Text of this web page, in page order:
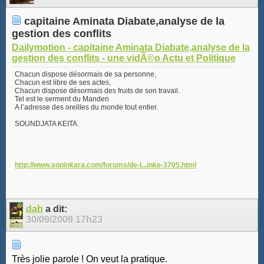
capitaine Aminata Diabate,analyse de la
gestion des conflits
Dailymotion - capitaine Aminata Diabate,analyse de la
gestion des conflits - une vidÃ©o Actu et Politique
Chacun dispose désormais de sa personne,
Chacun est libre de ses actes,
Chacun dispose désormais des fruits de son travail.
Tel est le serment du Manden
A l’adresse des oreilles du monde tout entier.
SOUNDJATA KEITA.
http://www.soninkara.com/forums/de-l...inke-3705.html
dab a dit:
30/09/2009 17h23
Très jolie parole ! On veut la pratique.